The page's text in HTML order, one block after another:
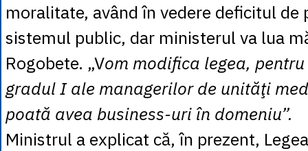
moralitate, având în vedere deficitul de
sistemul public, dar ministerul va lua
Rogobete. „Vom modifica legea,
gradul I ale managerilor de unităţi
poată avea business-uri în domeniu”.
Ministrul a explicat că, în prezent,